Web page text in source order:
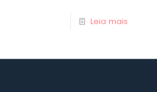
Leia mais